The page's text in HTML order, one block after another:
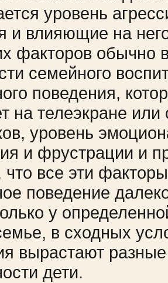
уровень
и влияющие на
факторов обычно
семейного
поведения,
на телеэкране или
уровень
и фрустрации и
что все эти
поведение
у
в сходных
вырастают
дети.